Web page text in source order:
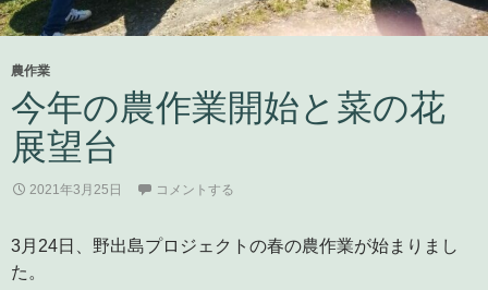
農作業
今年の農作業開始と菜の花
展望台
2021年3月25日 コメントする
3月24日、野出島プロジェクトの春の農作業が始まりまし
た。